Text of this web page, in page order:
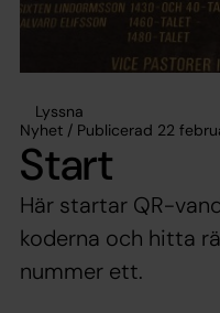
Lyssna
Nyhet / Publicerad 22
Start
Här startar QR-
koderna och hitta
nummer ett.